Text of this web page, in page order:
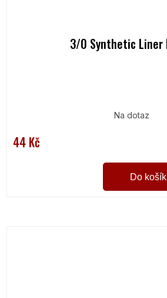
3/0 Synthetic Liner
Na dotaz
44 Kč
Do